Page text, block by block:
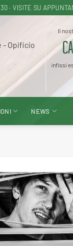
· VISITE SU
- Opificio
Il
infissi
NEWS